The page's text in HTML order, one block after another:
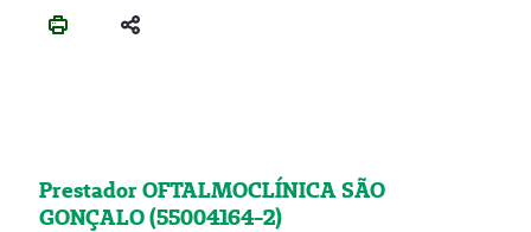
Prestador OFTALMOCLÍNICA SÃO
GONÇALO (55004164-2)